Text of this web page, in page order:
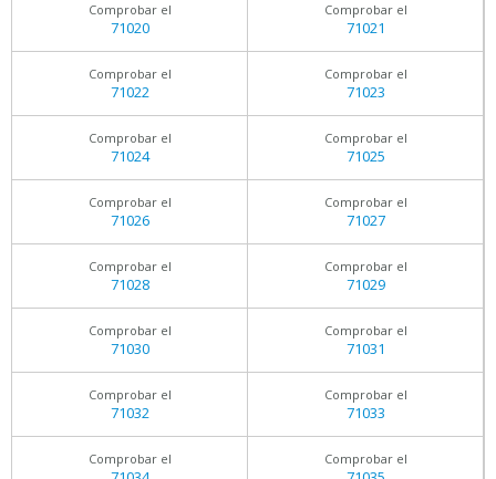
Comprobar el
71020
Comprobar el
71021
Comprobar el
71022
Comprobar el
71023
Comprobar el
71024
Comprobar el
71025
Comprobar el
71026
Comprobar el
71027
Comprobar el
71028
Comprobar el
71029
Comprobar el
71030
Comprobar el
71031
Comprobar el
71032
Comprobar el
71033
Comprobar el Comprobar el